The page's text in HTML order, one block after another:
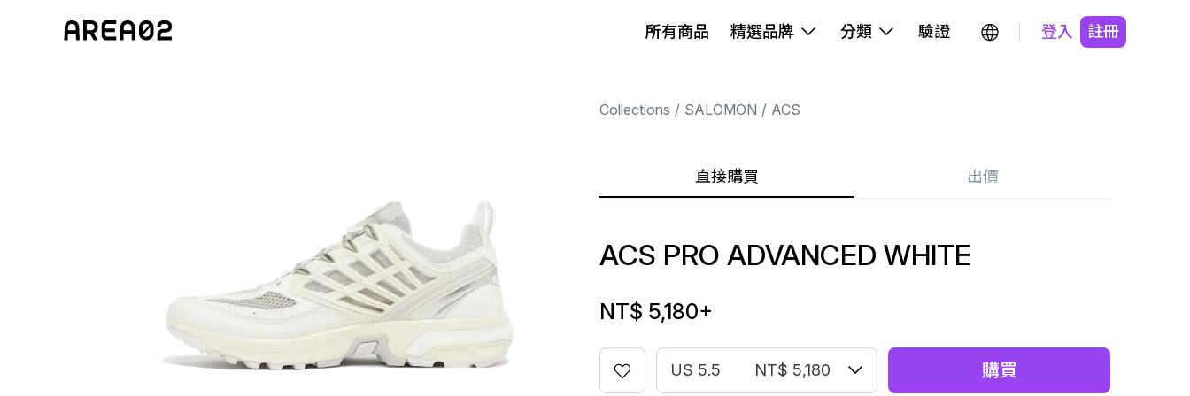
所有商品 精選品牌 分類 驗證 登入 註冊
Collections SALOMON ACS
直接購買 出價
ACS PRO ADVANCED WHITE
NT$ 5,180+
US 5.5 NT$ 5,180 購買